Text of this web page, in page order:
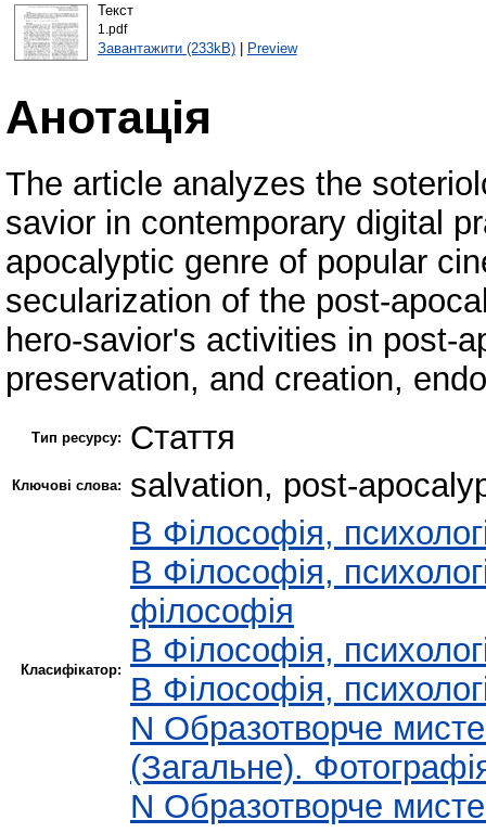
Текст
1.pdf
Завантажити (233kB)| Preview
Анотація
The article analyzes the
savior in contemporary digital
apocalyptic genre of popular
secularization of the post-
hero-savior's activities in post-
preservation, and creation,
Тип ресурсу: Стаття
Ключові слова: salvation, post-
Класифікатор:
B Філософія,
B Філософія,
філософія
B Філософія,
B Філософія,
N Образотворче
(Загальне).
N Образотворче